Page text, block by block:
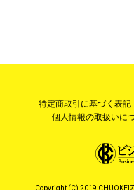
特定商取引に基づく表記
個人情報の取扱いに
Copyright (C) 2019